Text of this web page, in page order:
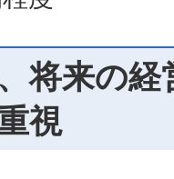
将来の経
視